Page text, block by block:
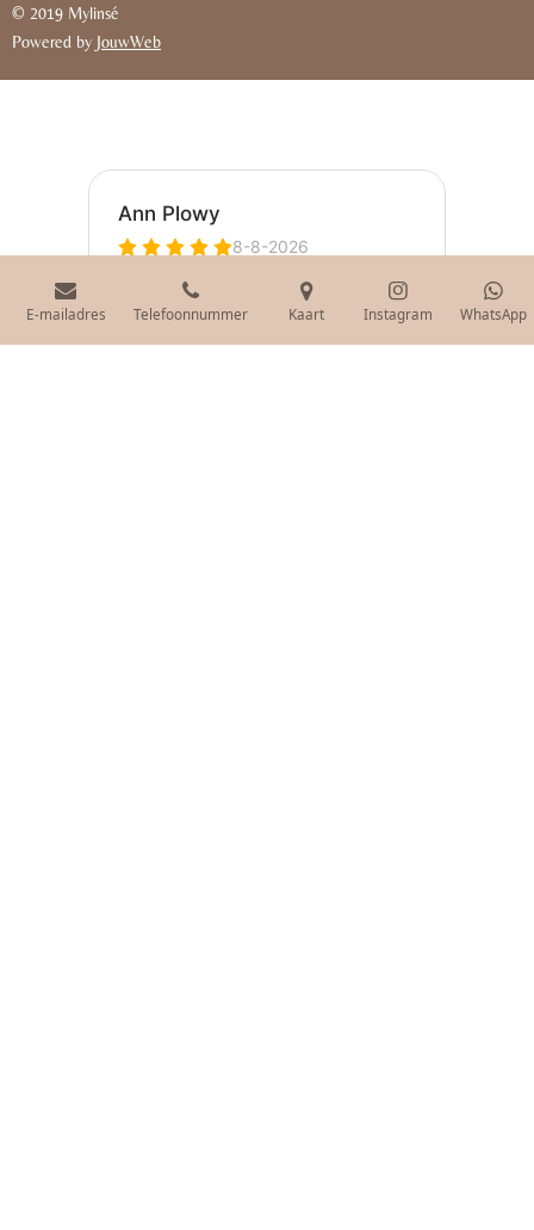
© 2019 Mylinsé
Powered by JouwWeb
E-mailadres Telefoonnummer Kaart Instagram WhatsApp